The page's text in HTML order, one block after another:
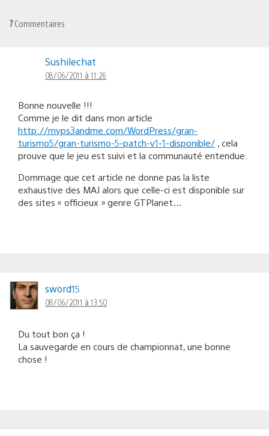
7Commentaires
Sushilechat
08/06/2011 à 11:26
Bonne nouvelle !!!
Comme je le dit dans mon article
http://myps3andme.com/WordPress/gran-
turismo5/gran-turismo-5-patch-v1-1-disponible/ , cela
prouve que le jeu est suivi et la communauté entendue.
Dommage que cet article ne donne pas la liste
exhaustive des MAJ alors que celle-ci est disponible sur
des sites « officieux » genre GTPlanet…
sword15
08/06/2011 à 13:50
Du tout bon ça !
La sauvegarde en cours de championnat, une bonne
chose !